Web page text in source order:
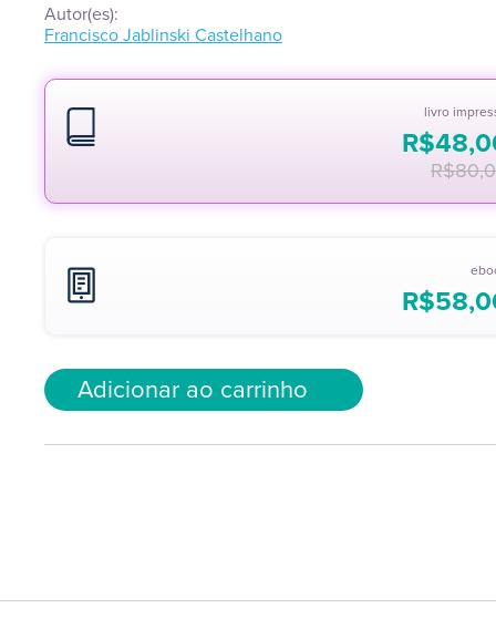
Autor(es):
Francisco Jablinski Castelhano
livro
R$
R$
R$
Adicionar ao carrinho